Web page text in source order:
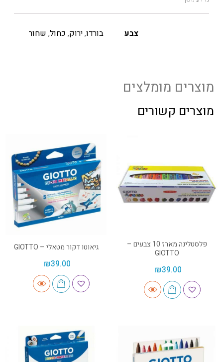
צבע בורדו,ירוק, כחול, שחור
מוצרים מומלצים
מוצרים קשורים
פלסטלינה מארז 10 צבעים –
GIOTTO
₪39.00
גיאוטו דקור מטאלי – GIOTTO
₪39.00